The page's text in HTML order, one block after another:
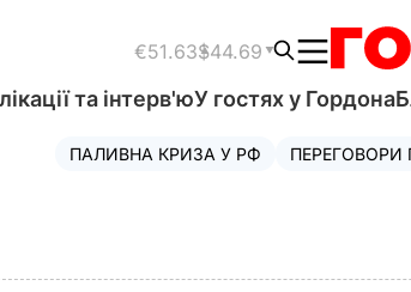
€51.63$44.69
та інтерв'юУ гостях у Гордона
ПАЛИВНА КРИЗА У РФ ПЕРЕГОВОРИ